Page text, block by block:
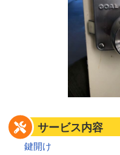
サービス内容
鍵開け